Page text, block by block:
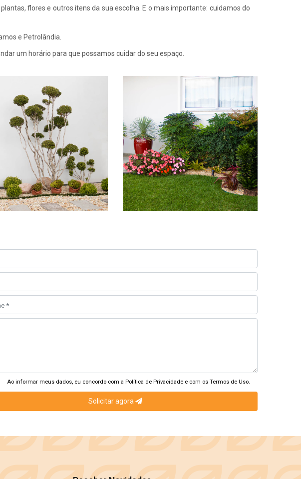
flores e outros itens da sua escolha. E o mais importante: cuidamos do
e Petrolândia.
um horário para que possamos cuidar do seu espaço.
Ao informar meus dados, eu concordo com a Política de Privacidade e com os Termos de Uso.
Solicitar agora